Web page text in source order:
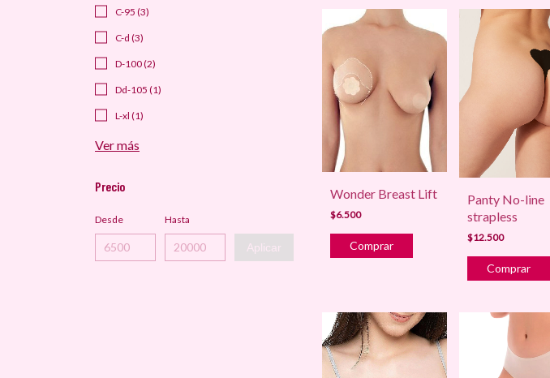
C-95 (3)
C-d (3)
D-100 (2)
Dd-105 (1)
L-xl (1)
Ver más
Precio
Desde Hasta
Aplicar
Wonder Breast Lift
$6.500
Panty No-line
strapless
$12.500
Comprar